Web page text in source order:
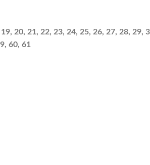
20, 21, 22, 23, 24, 25, 26, 27, 28, 29,
60, 61